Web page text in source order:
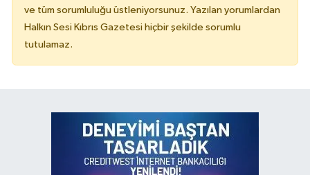
ve tüm sorumluluğu üstleniyorsunuz. Yazılan yorumlardan
Halkın Sesi Kıbrıs Gazetesi hiçbir şekilde sorumlu
tutulamaz.